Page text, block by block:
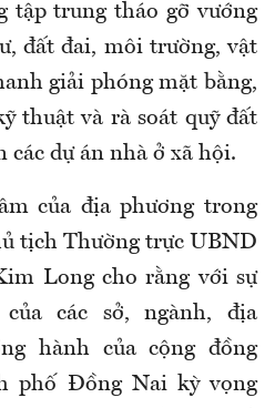
tập trung tháo gỡ vướng
đất đai, môi trường, vật
giải phóng mặt bằng,
thuật và rà soát quỹ đất
các dự án nhà ở xã hội.
của địa phương trong
tịch Thường trực UBND
Long cho rằng với sự
các sở, ngành, địa
hành của cộng đồng
phố Đồng Nai kỳ vọng